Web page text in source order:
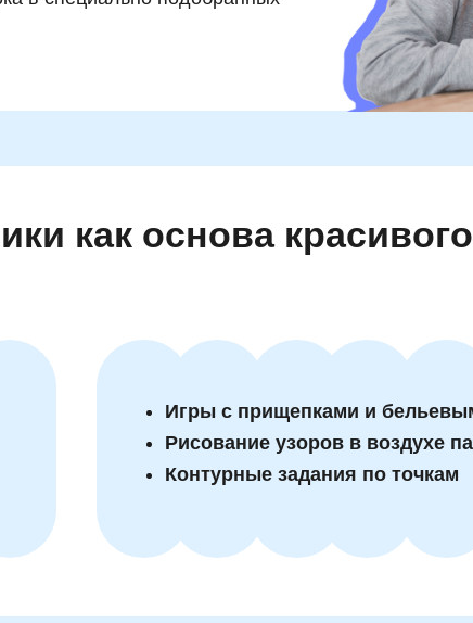
Игры с прищепками и
Рисование узоров в воздухе
Контурные задания по точкам
как основа